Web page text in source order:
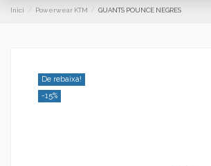
Inici Powerwear KTM GUANTS POUNCE NEGRES
De rebaixa!
-15%